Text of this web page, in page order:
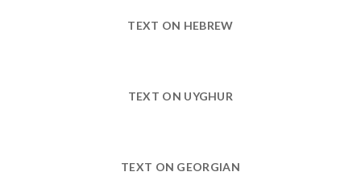
TEXT ON HEBREW
TEXT ON UYGHUR
TEXT ON GEORGIAN